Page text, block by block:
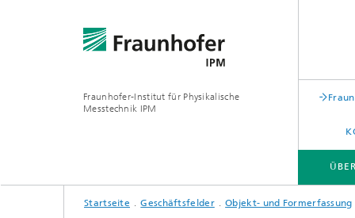
Fraunhofer-Institut für Physikalische
Messtechnik IPM
ÜBER FRAUNHOFER IPM
GESCHÄFTSFELDER
DIENSTLEISTUNGEN | AUSSTATTUNG
Startseite Geschäftsfelder Objekt- und Formerfassung